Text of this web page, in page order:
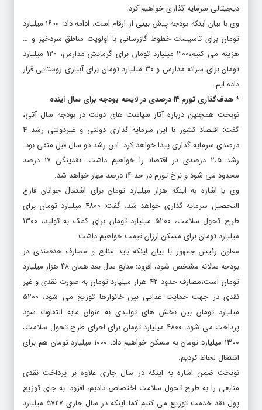
دیجیتالی سرمایه گذاری خواهیم کرد.
وی با بیان اینکه بودجه پیش بینی از ارقام است، ادامه داد: ۱۶۰۰ میلیارد
تومان برای تاسیسات خطوط گازرسانی با اولویت مناطق سردخیز و …
هزینه می کنیم،‌۳۰۰ میلیارد تومان برای گرمایش مدارس، ۱۲۰ میلیارد
تومان برای سرانه مدارس و ۳۰ میلیارد تومان برای آبیاری روستایی قرار
داده ایم.
* هدف‌گذاری تورم ۱۴ درصدی در لایحه بودجه برای سال آینده
نوبخت همچنین درباره آثار سیاست های دولت در بودجه سال آتی،
گفت: اقتصاد کشور با این سرمایه گذاری دولتی و غیردولتی رشد ۴
درصدی سرمایه گذاری پیدا خواهد کرد. این رشد دو سال قبل منفی بود.
رشد ۲٫۵ درصدی در اقتصاد را خواهیم داشت، نقدینگی ۱۷ درصد
محدود می شود و نرخ تورم در حد ۱۴ درصد مهار خواهد شد.
وی با اشاره به اینکه هزار میلیارد تومان برای اشتغال جوانان فارغ
التحصیل سرمایه گذاری خواهد شد، گفت: ۴۸۰۰ میلیارد تومان برای
طرح تحول سلامت، ۵۲۰۰ میلیارد تومان برای کمک به تولید، ۱۳۰۰
میلیارد تومان برای مسکن ارزان قیمت خواهیم داشت.
معاون رئیس جمهور با بیان اینکه باید منابع و مصارف هدفمندی در
بودجه سالانه مشخص شود، افزود: منابع سال بعد همان ۴۸ هزار میلیارد
تومان است،‌مصارف حدود ۴۲ هزار میلیارد تومان به صورت نقدی و غیر
نقدی در جهت حمایت غذایی بین خانوارها توزیع می شود، ۵۲۰۰
میلیارد تومان بین بخش های تولیدی به عنوان مابه التفاوت سود
پرداخت می شود، ۴۸۰۰ میلیارد تومان برای اجرای طرح تحول سلامت،
۱۳۰۰ میلیارد تومان به مسکن خواهیم داد، ۱۰۰۰ میلیارد تومان هم برای
اشتغال لحاظ کردیم.
نوبخت ضمن اشاره به اینکه در سال جاری علاوه بر پرداخت نقدی
منابعی را به طرح تحول سلامت اختصاص دادیم، افزود: به جای توزیع
پول نقد خدمت توزیع می کنیم کما اینکه در سال جاری ۵۷۲۷ میلیارد